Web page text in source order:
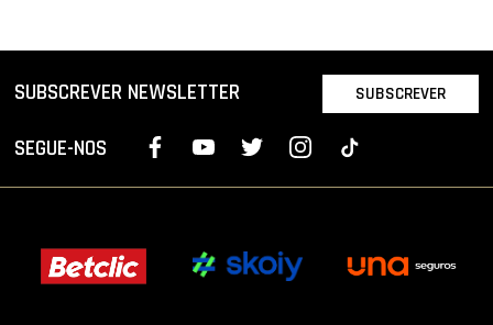
SUBSCREVER NEWSLETTER SUBSCREVER
SEGUE-NOS